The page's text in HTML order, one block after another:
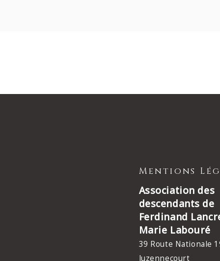
Mentions
Association des
descendants de
Ferdinand
Marie Labouré
39 Route Nationale
Juzennecourt